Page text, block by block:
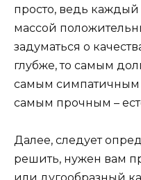
просто, ведь каждый
массой
задуматься о
глубже, то самым
самым симпатичным
самым прочным –
Далее, следует
решить, нужен вам